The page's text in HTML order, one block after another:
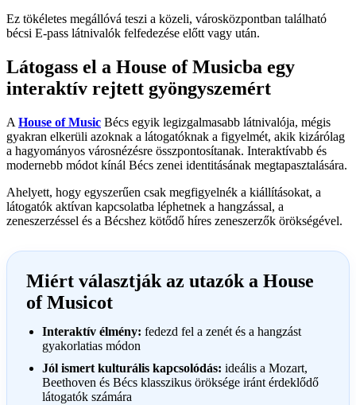
Ez tökéletes megállóvá teszi a közeli, városközpontban található
bécsi E-pass látnivalók felfedezése előtt vagy után.
Látogass el a House of Musicba egy
interaktív rejtett gyöngyszemért
A House of Music Bécs egyik legizgalmasabb látnivalója, mégis
gyakran elkerüli azoknak a látogatóknak a figyelmét, akik kizárólag
a hagyományos városnézésre összpontosítanak. Interaktívabb és
modernebb módot kínál Bécs zenei identitásának megtapasztalására.
Ahelyett, hogy egyszerűen csak megfigyelnék a kiállításokat, a
látogatók aktívan kapcsolatba léphetnek a hangzással, a
zeneszerzéssel és a Bécshez kötődő híres zeneszerzők örökségével.
Miért választják az utazók a House
of Musicot
Interaktív élmény: fedezd fel a zenét és a hangzást
gyakorlatias módon
Jól ismert kulturális kapcsolódás: ideális a Mozart,
Beethoven és Bécs klasszikus öröksége iránt érdeklődő
látogatók számára